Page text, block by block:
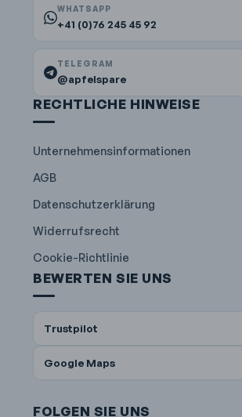
WHATSAPP
+41 (0)76 245 45 92
TELEGRAM
@apfelspare
RECHTLICHE HINWEISE
Unternehmensinformationen
AGB
Datenschutzerklärung
Widerrufsrecht
Cookie-Richtlinie
BEWERTEN SIE UNS
Trustpilot
Google Maps
FOLGEN SIE UNS